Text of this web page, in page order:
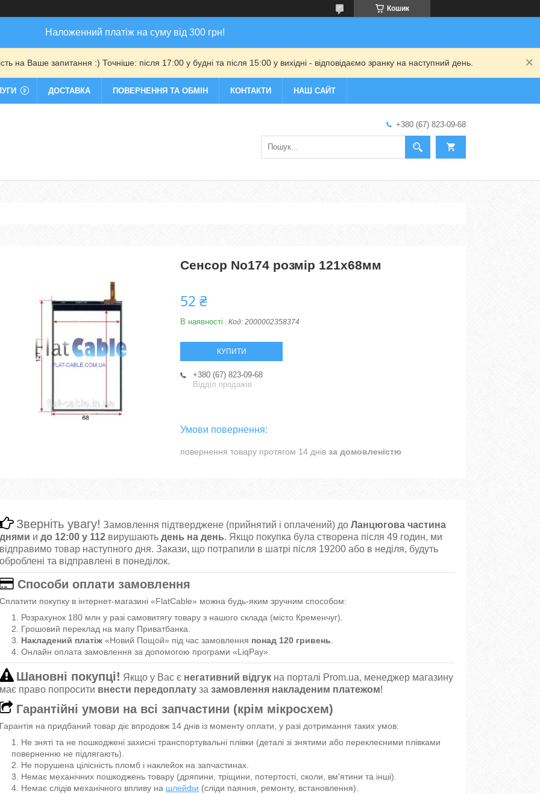
Кошик
Наложенний платіж на суму від 300 грн!
на Ваше запитання :) Точніше: після 17:00 у будні та після 15:00 у вихідні - відповідаємо зранку на наступний день.
ДОСТАВКА ПОВЕРНЕННЯ ТА ОБМІН КОНТАКТИ НАШ САЙТ
+380 (67) 823-09-68
Сенсор No174 розмір 121x68мм
52 ₴
В наявності Код: 2000002358374
КУПИТИ
+380 (67) 823-09-68
Відділ продажів
повернення товару протягом 14 днів за домовленістю
Зверніть увагу! Замовлення підтверджене (прийнятий і оплачений) до Ланцюгова частина
днями и до 12:00 у 112 вирушають день на день. Якщо покупка була створена після 49 годин, ми
відправимо товар наступного дня. Закази, що потрапили в шатрі після 19200 або в неділя, будуть
оброблені та відправлені в понеділок.
Способи оплати замовлення
Сплатити покупку в інтернет-магазині «FlatCable» можна будь-яким зручним способом:
Розрахунок 180 млн у разі самовитягу товару з нашого склада (місто Кременчуг).
Грошовий переклад на мапу Приватбанка.
Накладений платіж «Новий Пощой» під час замовлення понад 120 гривень.
Онлайн оплата замовлення за допомогою програми «LiqPay».
Шановні покупці! Якщо у Вас є негативний відгук на порталі Prom.ua, менеджер магазину
має право попросити внести передоплату за замовлення накладеним платежом!
Гарантійні умови на всі запчастини (крім мікросхем)
Гарантія на придбаний товар діє впродовж 14 днів із моменту оплати, у разі дотримання таких умов:
Не зняті та не пошкоджені захисні транспортувальні плівки (деталі зі знятими або переклеєними плівками
поверненню не підлягають).
Не порушена цілісність пломб і наклейок на запчастинах.
Немає механічних пошкоджень товару (дряпини, тріщини, потертості, сколи, вм'ятини та інші).
Немає слідів механічного впливу на шлейфи (сліди паяння, ремонту, встановлення).